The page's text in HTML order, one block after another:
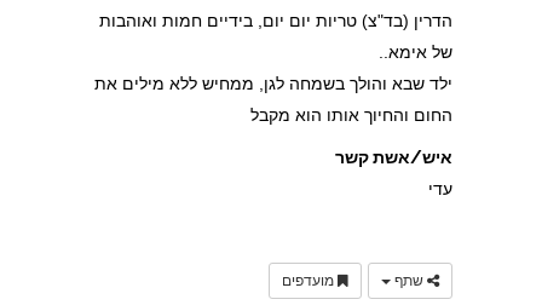
הדרין (בד"צ) טריות יום יום, בידיים חמות ואוהבות
של אימא..
ילד שבא והולך בשמחה לגן, ממחיש ללא מילים את
החום והחיוך אותו הוא מקבל
איש/אשת קשר
עדי
שתף מועדפים